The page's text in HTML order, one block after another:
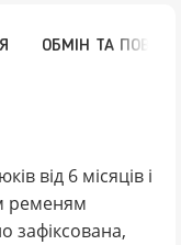
ОБМІН ТА
від 6 місяців і
ременям
зафіксована,